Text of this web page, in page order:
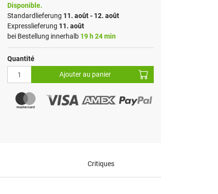
Disponible.
Standardlieferung 11. août - 12. août
Expresslieferung 11. août
bei Bestellung innerhalb 19 h 24 min
Quantité
Ajouter au panier
Critiques